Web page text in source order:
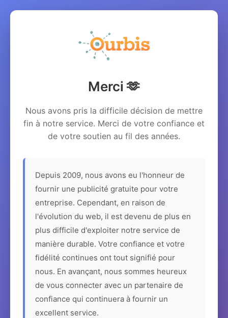
Merci 🫶
Nous avons pris la difficile décision de mettre
fin à notre service. Merci de votre confiance et
de votre soutien au fil des années.
Depuis 2009, nous avons eu l'honneur de
fournir une publicité gratuite pour votre
entreprise. Cependant, en raison de
l'évolution du web, il est devenu de plus en
plus difficile d'exploiter notre service de
manière durable. Votre confiance et votre
fidélité continues ont tout signifié pour
nous. En avançant, nous sommes heureux
de vous connecter avec un partenaire de
confiance qui continuera à fournir un
excellent service.